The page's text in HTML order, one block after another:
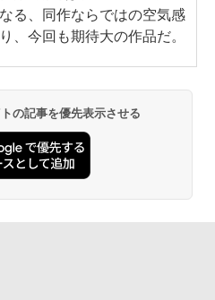
る、同作ならではの空気感
、今回も期待大の作品だ。
の記事を優先表示させる